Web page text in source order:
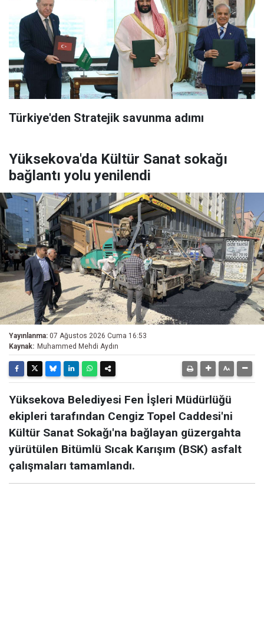
Türkiye'den Stratejik savunma adımı
Yüksekova'da Kültür Sanat sokağı
bağlantı yolu yenilendi
Yayınlanma: 07 Ağustos 2026 Cuma 16:53
Kaynak: Muhammed Mehdi Aydın
Yüksekova Belediyesi Fen İşleri Müdürlüğü
ekipleri tarafından Cengiz Topel Caddesi'ni
Kültür Sanat Sokağı'na bağlayan güzergahta
yürütülen Bitümlü Sıcak Karışım (BSK) asfalt
çalışmaları tamamlandı.